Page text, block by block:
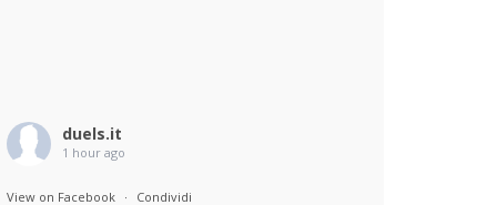
duels.it
1 hour ago
View on Facebook · Condividi